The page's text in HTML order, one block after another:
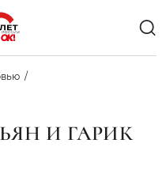
И ГАРИК